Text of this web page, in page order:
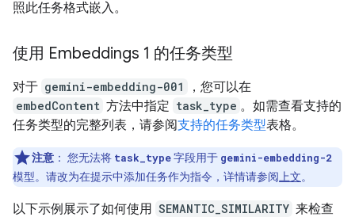
照此任务格式嵌入。
使用 Embeddings 1 的任务类型
对于 gemini-embedding-001
，您可以在
embedContent 方法中指定 task_type 。如需查看支持的
任务类型的完整列表，请参阅支持的任务类型表格。
注意 ： 您无法将 task_type字段用于 gemini-embedding-2
模型。请改为在提示中添加任务作为指令，详情请参阅 上文。
以下示例展示了如何使用 SEMANTIC_SIMILARITY 来检查